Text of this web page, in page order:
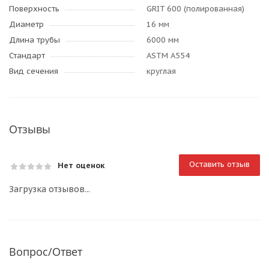
Поверхность
GRIT 600 (полированная)
Диаметр
16 мм
Длина трубы
6000 мм
Стандарт
ASTM A554
Вид сечения
круглая
Отзывы
Нет оценок Оставить отзыв
Загрузка отзывов...
Вопрос/Ответ